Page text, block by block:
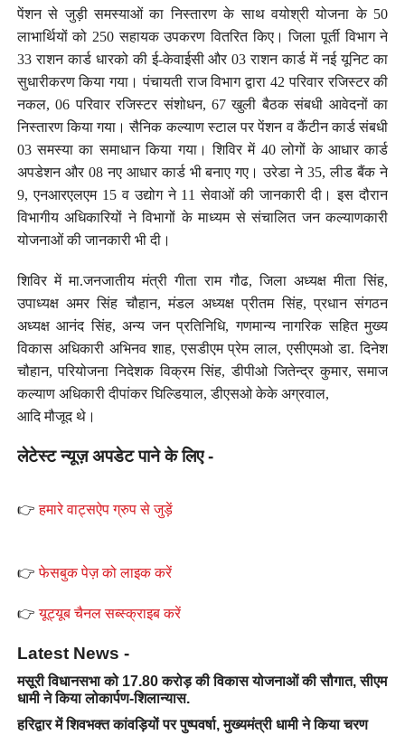
पेंशन से जुड़ी समस्याओं का निस्तारण के साथ वयोश्री योजना के 50
लाभार्थियों को 250 सहायक उपकरण वितरित किए। जिला पूर्ती विभाग ने
33 राशन कार्ड धारको की ई-केवाईसी और 03 राशन कार्ड में नई यूनिट का
सुधारीकरण किया गया। पंचायती राज विभाग द्वारा 42 परिवार रजिस्टर की
नकल, 06 परिवार रजिस्टर संशोधन, 67 खुली बैठक संबधी आवेदनों का
निस्तारण किया गया। सैनिक कल्याण स्टाल पर पेंशन व कैंटीन कार्ड संबधी
03 समस्या का समाधान किया गया। शिविर में 40 लोगों के आधार कार्ड
अपडेशन और 08 नए आधार कार्ड भी बनाए गए। उरेडा ने 35, लीड बैंक ने
9, एनआरएलएम 15 व उद्योग ने 11 सेवाओं की जानकारी दी। इस दौरान
विभागीय अधिकारियों ने विभागों के माध्यम से संचालित जन कल्याणकारी
योजनाओं की जानकारी भी दी।
शिविर में मा.जनजातीय मंत्री गीता राम गौढ, जिला अध्यक्ष मीता सिंह,
उपाध्यक्ष अमर सिंह चौहान, मंडल अध्यक्ष प्रीतम सिंह, प्रधान संगठन
अध्यक्ष आनंद सिंह, अन्य जन प्रतिनिधि, गणमान्य नागरिक सहित मुख्य
विकास अधिकारी अभिनव शाह, एसडीएम प्रेम लाल, एसीएमओ डा. दिनेश
चौहान, परियोजना निदेशक विक्रम सिंह, डीपीओ जितेन्द्र कुमार, समाज
कल्याण अधिकारी दीपांकर घिल्डियाल, डीएसओ केके अग्रवाल,
आदि मौजूद थे।
लेटेस्ट न्यूज़ अपडेट पाने के लिए -
👉हमारे वाट्सऐप ग्रुप से जुड़ें
👉फेसबुक पेज़ को लाइक करें
👉यूट्यूब चैनल सब्स्क्राइब करें
Latest News -
मसूरी विधानसभा को 17.80 करोड़ की विकास योजनाओं की सौगात, सीएम
धामी ने किया लोकार्पण-शिलान्यास.
हरिद्वार में शिवभक्त कांवड़ियों पर पुष्पवर्षा, मुख्यमंत्री धामी ने किया चरण